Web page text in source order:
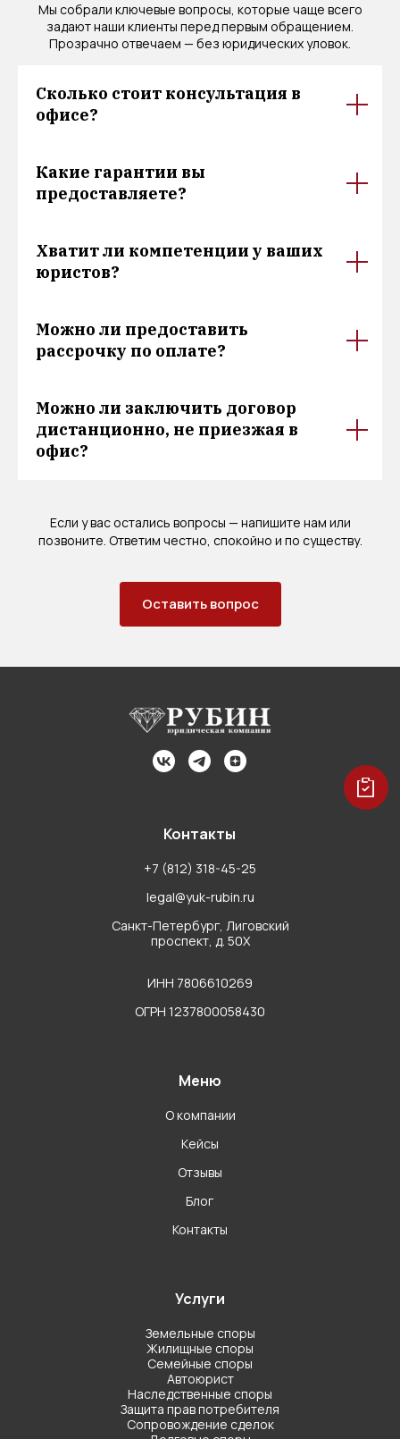
Мы собрали ключевые вопросы, которые чаще всего
задают наши клиенты перед первым обращением.
Прозрачно отвечаем — без юридических уловок.
Сколько стоит консультация в
офисе?
Какие гарантии вы
предоставляете?
Хватит ли компетенции у ваших
юристов?
Можно ли предоставить
рассрочку по оплате?
Можно ли заключить договор
дистанционно, не приезжая в
офис?
Если у вас остались вопросы — напишите нам или
позвоните. Ответим честно, спокойно и по существу.
Оставить вопрос
ОГРН 1237800058430
ИНН 7806610269
Контакты
+7 (812) 318-45-25
legal@yuk-rubin.ru
Санкт-Петербург, Лиговский
проспект, д. 50Х
Меню
О компании
Кейсы
Отзывы
Блог
Контакты
Земельные споры
Жилищные споры
Семейные споры
Автоюрист
Наследственные споры
Защита прав потребителя
Сопровождение сделок
Услуги